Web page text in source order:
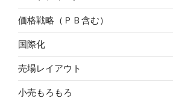
価格戦略（ＰＢ含む）
国際化
売場レイアウト
小売もろもろ